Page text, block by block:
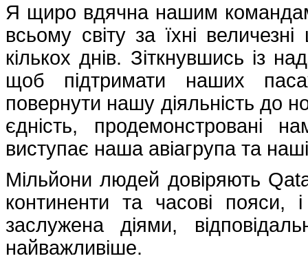
Я щиро вдячна нашим
всьому світу за їхні
кількох днів. Зіткнувшись із
щоб підтримати наших
повернути нашу діяльність до
єдність, продемонстровані
виступає наша авіагрупа та
Мільйони людей довіряють
континенти та часові
заслужена діями,
найважливіше.